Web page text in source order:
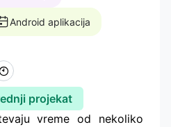
Android aplikacija
projekat
vreme od nekoliko